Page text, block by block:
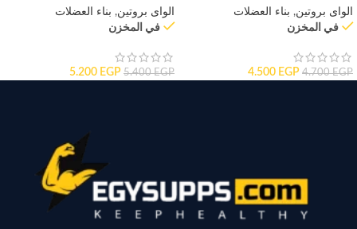
الواى بروتين, بناء العضلات
في المخزن
4.700EGP
4.500 EGP
الواى بروتين, بناء العضلات
في المخزن
5.400EGP
5.200 EGP